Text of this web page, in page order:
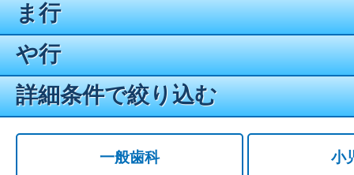
ま行
や行
詳細条件で絞り込む
一般歯科 小